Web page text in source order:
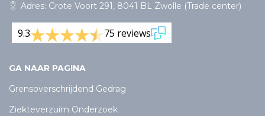
Adres: Grote Voort 291, 8041 BL Zwolle (Trade center)
9.3 75 reviews
GA NAAR PAGINA
Grensoverschrijdend Gedrag
Ziekteverzuim Onderzoek